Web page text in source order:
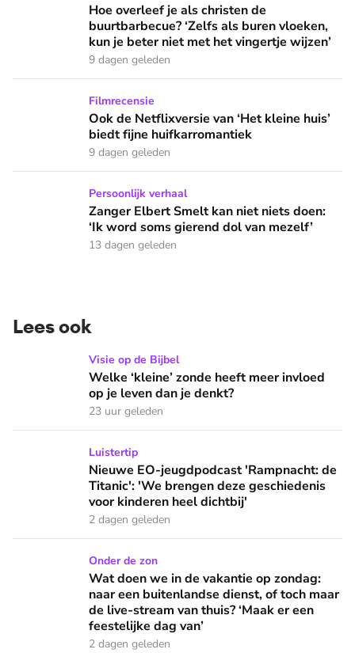
Hoe overleef je als christen de buurtbarbecue? ‘Zelfs als
Hoe overleef je als christen de
buurtbarbecue? ‘Zelfs als buren vloeken,
kun je beter niet met het vingertje wijzen’
9 dagen geleden
Ook de Netflixversie van ‘Het kleine huis’ biedt fijne
Filmrecensie
Ook de Netflixversie van ‘Het kleine huis’
biedt fijne huifkarromantiek
9 dagen geleden
Zanger Elbert Smelt kan niet niets doen: ‘Ik word soms
Persoonlijk verhaal
Zanger Elbert Smelt kan niet niets doen:
‘Ik word soms gierend dol van mezelf’
13 dagen geleden
Lees ook
Welke ‘kleine’ zonde heeft meer invloed op je leven dan je
Visie op de Bijbel
Welke ‘kleine’ zonde heeft meer invloed
op je leven dan je denkt?
23 uur geleden
Nieuwe EO-jeugdpodcast 'Rampnacht: de Titanic': 'We
Luistertip
Nieuwe EO-jeugdpodcast 'Rampnacht: de
Titanic': 'We brengen deze geschiedenis
voor kinderen heel dichtbij'
2 dagen geleden
Wat doen we in de vakantie op zondag: naar een
Onder de zon
Wat doen we in de vakantie op zondag:
naar een buitenlandse dienst, of toch maar
de live-stream van thuis? ‘Maak er een
feestelijke dag van’
2 dagen geleden